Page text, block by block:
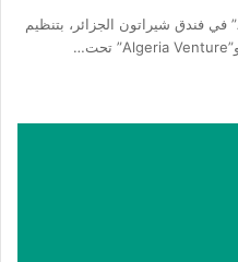
أقيمت أول نسخة من “Algiers Slush’D” في فندق شيراتون الجزائر، بتنظيم